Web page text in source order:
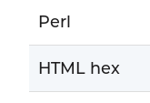
Perl
HTML hex